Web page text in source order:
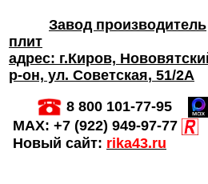
Завод производитель
плит
адрес: г.Киров,
р-он, ул. Советская, 51/2А
8 800 101-77-95
MAX: +7 (922) 949-97-77
Новый сайт: rika43.ru